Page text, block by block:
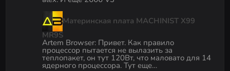
Материнская плата MACHINIST X99
MR9S
Artem Browser: Привет. Как правило
процессор пытается не вылазить за
теплопакет, он тут 120Вт, что маловато для 14
ядерного процессора. Тут еще…